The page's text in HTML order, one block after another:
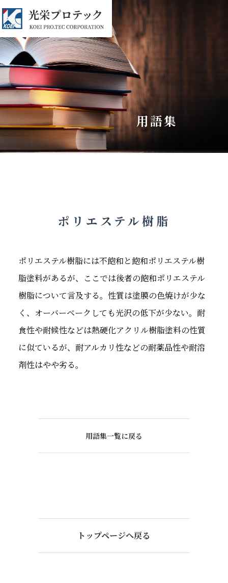
用語集
ポリエステル樹脂
ポリエステル樹脂には不飽和と飽和ポリエステル樹
脂塗料があるが、ここでは後者の飽和ポリエステル
樹脂について言及する。性質は塗膜の色焼けが少な
く、オーバーベークしても光沢の低下が少ない。耐
食性や耐候性などは熱硬化アクリル樹脂塗料の性質
に似ているが、耐アルカリ性などの耐薬品性や耐溶
剤性はやや劣る。
用語集一覧に戻る
トップページへ戻る